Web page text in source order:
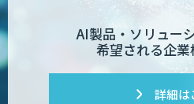
AI製品・ソリュー
希望される企業
詳細は